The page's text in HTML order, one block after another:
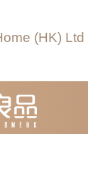
(HK) Ltd